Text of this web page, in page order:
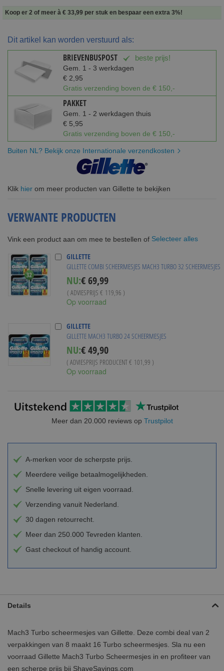
Koop er 2 of meer à € 33,99 per stuk en bespaar een extra 3%!
Dit artikel kan worden verstuurd als:
BRIEVENBUSPOST beste prijs!
Gem. 1 - 3 werkdagen
€ 2,95
Gratis verzending boven de € 150,-
PAKKET
Gem. 1 - 2 werkdagen thuis
€ 5,95
Gratis verzending boven de € 150,-
Buiten NL? Bekijk onze Internationale verzendkosten
Klik hier om meer producten van Gillette te bekijken
VERWANTE PRODUCTEN
Vink een product aan om mee te bestellen of Selecteer alles
GILLETTE
GILLETTE COMBI SCHEERMESJES MACH3 TURBO 32 SCHEERMESJES
NU:Special
Price
€ 69,99
( ADVIESPRIJS € 119,96 )
Op voorraad
GILLETTE
GILLETTE MACH3 TURBO 24 SCHEERMESJES
NU:€ 49,90
( ADVIESPRIJS PRODUCENT€ 101,99 )
Op voorraad
Meer dan 20.000 reviews op Trustpilot
A-merken voor de scherpste prijs.
Meerdere veilige betaalmogelijkheden.
Snelle levering uit eigen voorraad.
Verzending vanuit Nederland.
30 dagen retourrecht.
Meer dan 250.000 Tevreden klanten.
Gast checkout of handig account.
Details
Mach3 Turbo scheermesjes van Gillette. Deze combi deal van 2
verpakkingen van 8 maakt 16 Turbo scheermesjes. Sla nu een
voorraad Gillette Mach3 Turbo Scheermesjes in en profiteer van
een scherpe prijs bij ShaveSavings.com